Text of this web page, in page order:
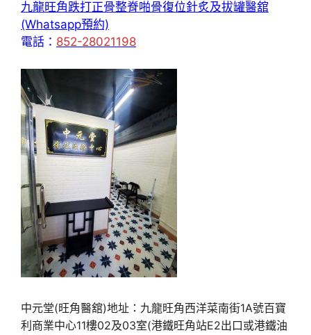
九龍旺角跌打正骨整脊啪骨復位針炙及拔罐醫舘
(Whatsapp預約)
電話： 852-28021198
中元堂(旺角醫舘)地址：九龍旺角西洋菜南街1A號百寶
利商業中心11樓02及03室(港鐵旺角站E2出口或港鐵油